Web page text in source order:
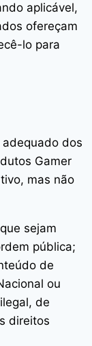
aplicável,
ofereçam
lo para
dos
Gamer
mas não
sejam
pública;
de
ou
de
direitos